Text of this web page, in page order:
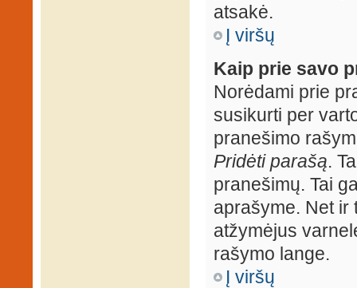
atsakė.
Į viršų
Kaip prie savo
Norėdami prie
susikurti per
pranešimo
Pridėti parašą.
pranešimų. Tai
aprašyme. Net ir
atžymėjus
rašymo lange.
Į viršų